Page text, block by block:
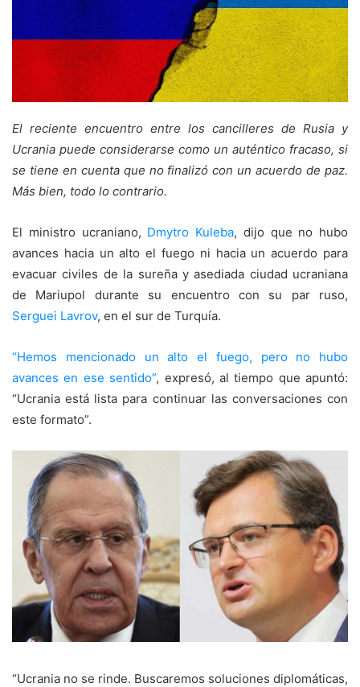
El reciente encuentro entre los cancilleres de Rusia y
Ucrania puede considerarse como un auténtico fracaso, si
se tiene en cuenta que no finalizó con un acuerdo de paz.
Más bien, todo lo contrario.
El ministro ucraniano, Dmytro Kuleba, dijo que no hubo
avances hacia un alto el fuego ni hacia un acuerdo para
evacuar civiles de la sureña y asediada ciudad ucraniana
de Mariupol durante su encuentro con su par ruso,
Serguei Lavrov, en el sur de Turquía.
“Hemos mencionado un alto el fuego, pero no hubo
avances en ese sentido”, expresó, al tiempo que apuntó:
“Ucrania está lista para continuar las conversaciones con
este formato”.
“Ucrania no se rinde. Buscaremos soluciones diplomáticas,